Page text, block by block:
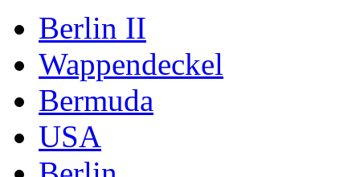
Berlin II
Wappendeckel
Bermuda
USA